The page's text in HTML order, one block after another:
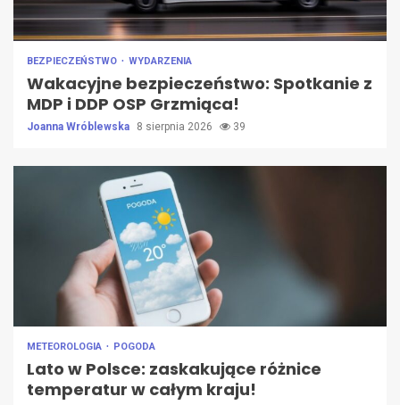
BEZPIECZEŃSTWO WYDARZENIA
Wakacyjne bezpieczeństwo: Spotkanie z
MDP i DDP OSP Grzmiąca!
Joanna Wróblewska 8 sierpnia 2026 39
METEOROLOGIA POGODA
Lato w Polsce: zaskakujące różnice
temperatur w całym kraju!